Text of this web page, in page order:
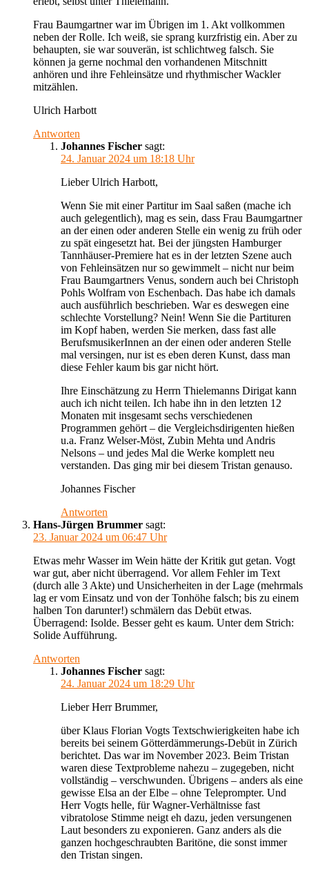
Frau Baumgartner war im Übrigen im 1. Akt vollkommen
neben der Rolle. Ich weiß, sie sprang kurzfristig ein. Aber zu
behaupten, sie war souverän, ist schlichtweg falsch. Sie
können ja gerne nochmal den vorhandenen Mitschnitt
anhören und ihre Fehleinsätze und rhythmischer Wackler
mitzählen.
Ulrich Harbott
Antworten
Johannes Fischer sagt:
24. Januar 2024 um 18:18 Uhr
Lieber Ulrich Harbott,
Wenn Sie mit einer Partitur im Saal saßen (mache ich
auch gelegentlich), mag es sein, dass Frau Baumgartner
an der einen oder anderen Stelle ein wenig zu früh oder
zu spät eingesetzt hat. Bei der jüngsten Hamburger
Tannhäuser-Premiere hat es in der letzten Szene auch
von Fehleinsätzen nur so gewimmelt – nicht nur beim
Frau Baumgartners Venus, sondern auch bei Christoph
Pohls Wolfram von Eschenbach. Das habe ich damals
auch ausführlich beschrieben. War es deswegen eine
schlechte Vorstellung? Nein! Wenn Sie die Partituren
im Kopf haben, werden Sie merken, dass fast alle
BerufsmusikerInnen an der einen oder anderen Stelle
mal versingen, nur ist es eben deren Kunst, dass man
diese Fehler kaum bis gar nicht hört.
Ihre Einschätzung zu Herrn Thielemanns Dirigat kann
auch ich nicht teilen. Ich habe ihn in den letzten 12
Monaten mit insgesamt sechs verschiedenen
Programmen gehört – die Vergleichsdirigenten hießen
u.a. Franz Welser-Möst, Zubin Mehta und Andris
Nelsons – und jedes Mal die Werke komplett neu
verstanden. Das ging mir bei diesem Tristan genauso.
Johannes Fischer
Antworten
Hans-Jürgen Brummer sagt:
23. Januar 2024 um 06:47 Uhr
Etwas mehr Wasser im Wein hätte der Kritik gut getan. Vogt
war gut, aber nicht überragend. Vor allem Fehler im Text
(durch alle 3 Akte) und Unsicherheiten in der Lage (mehrmals
lag er vom Einsatz und von der Tonhöhe falsch; bis zu einem
halben Ton darunter!) schmälern das Debüt etwas.
Überragend: Isolde. Besser geht es kaum. Unter dem Strich:
Solide Aufführung.
Antworten
Johannes Fischer sagt:
24. Januar 2024 um 18:29 Uhr
Lieber Herr Brummer,
über Klaus Florian Vogts Textschwierigkeiten habe ich
bereits bei seinem Götterdämmerungs-Debüt in Zürich
berichtet. Das war im November 2023. Beim Tristan
waren diese Textprobleme nahezu – zugegeben, nicht
vollständig – verschwunden. Übrigens – anders als eine
gewisse Elsa an der Elbe – ohne Teleprompter. Und
Herr Vogts helle, für Wagner-Verhältnisse fast
vibratolose Stimme neigt eh dazu, jeden versungenen
Laut besonders zu exponieren. Ganz anders als die
ganzen hochgeschraubten Baritöne, die sonst immer
den Tristan singen.